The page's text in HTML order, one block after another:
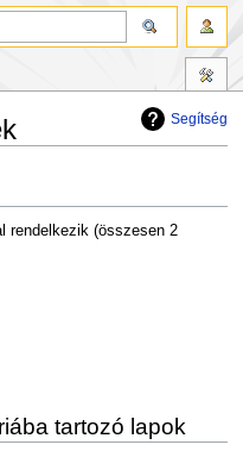
Segítség
rendelkezik (összesen 2
tartozó lapok